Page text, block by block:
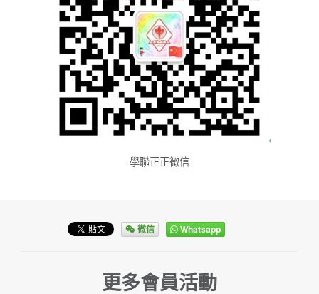
學聯正正微信
微信 Whatsapp
更多會員活動